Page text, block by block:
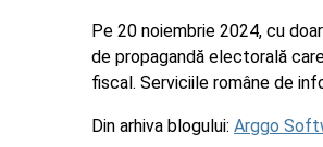
Pe 20 noiembrie 2024, cu
de propagandă electorală
fiscal. Serviciile române de
Din arhiva blogului: Arggo